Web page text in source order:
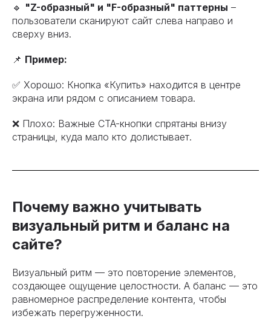
🔹 "Z-образный" и "F-образный" паттерны –
пользователи сканируют сайт слева направо и
сверху вниз.
📌 Пример:
✅ Хорошо: Кнопка «Купить» находится в центре
экрана или рядом с описанием товара.
❌ Плохо: Важные CTA-кнопки спрятаны внизу
страницы, куда мало кто долистывает.
Почему важно учитывать
визуальный ритм и баланс на
сайте?
Визуальный ритм — это повторение элементов,
создающее ощущение целостности. А баланс — это
равномерное распределение контента, чтобы
избежать перегруженности.